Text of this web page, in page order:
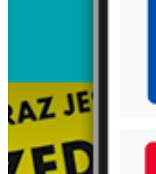
Trafiłeś na nieaktualną
Zobacz aktualne gazetki